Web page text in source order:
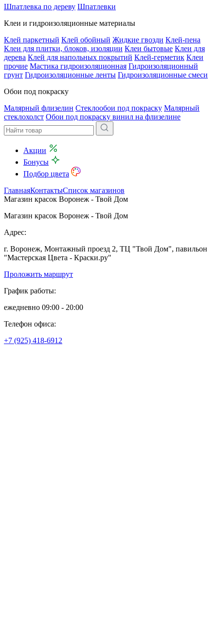
Шпатлевка по дереву Шпатлевки
Клеи и гидроизоляционные материалы
Клей паркетный Клей обойный Жидкие гвозди Клей-пена
Клеи для плитки, блоков, изоляции Клеи бытовые Клеи для
дерева Клей для напольных покрытий Клей-герметик Клеи
прочие Мастика гидроизоляционная Гидроизоляционный
грунт Гидроизоляционные ленты Гидроизоляционные смеси
Обои под покраску
Малярный флизелин Стеклообои под покраску Малярный
стеклохолст Обои под покраску винил на флизелине
Акции
Бонусы
Подбор цвета
ГлавнаяКонтактыСписок магазинов
Магазин красок Воронеж - Твой Дом
Магазин красок Воронеж - Твой Дом
Адрес:
г. Воронеж, Монтажный проезд 2, ТЦ "Твой Дом", павильон
"Мастерская Цвета - Краски.ру"
Проложить маршрут
График работы:
ежедневно 09:00 - 20:00
Телефон офиса:
+7 (925) 418-6912